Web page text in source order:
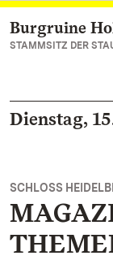
Zum
Burgruine
STAMMSITZ DER
Dienstag,
SCHLOSS